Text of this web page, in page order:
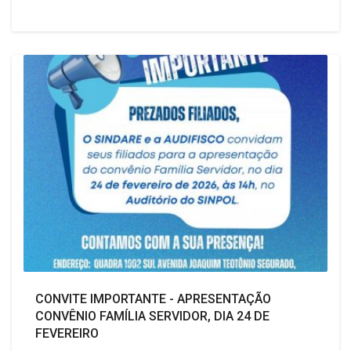
CONVITE IMPORTANTE - APRESENTAÇÃO
CONVÊNIO FAMÍLIA SERVIDOR, DIA 24 DE
FEVEREIRO